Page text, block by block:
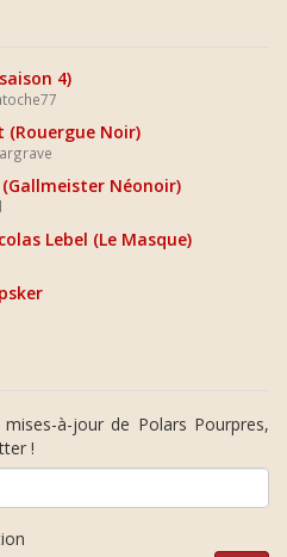
4)
(Rouergue Noir)
Néonoir)
Lebel (Le Masque)
à-jour de Polars Pourpres,
!